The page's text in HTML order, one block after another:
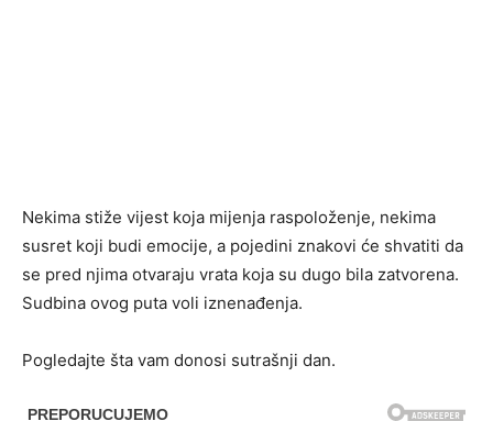
Nekima stiže vijest koja mijenja raspoloženje, nekima
susret koji budi emocije, a pojedini znakovi će shvatiti da
se pred njima otvaraju vrata koja su dugo bila zatvorena.
Sudbina ovog puta voli iznenađenja.
Pogledajte šta vam donosi sutrašnji dan.